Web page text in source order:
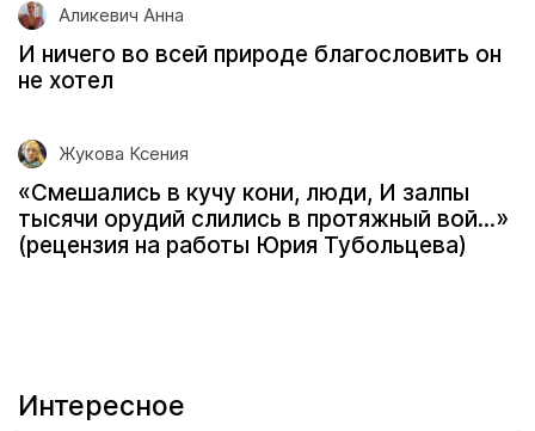
Аликевич Анна
И ничего во всей природе благословить он
не хотел
Жукова Ксения
«Смешались в кучу кони, люди, И залпы
тысячи орудий слились в протяжный вой...»
(рецензия на работы Юрия Тубольцева)
Интересное